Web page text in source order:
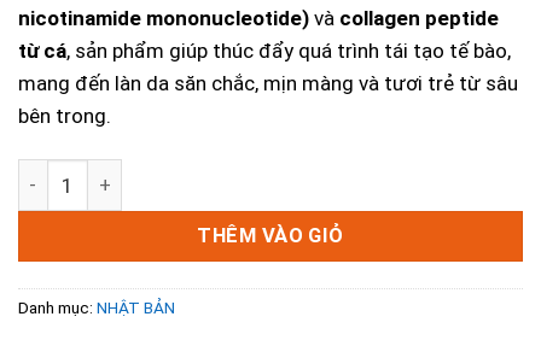
nicotinamide mononucleotide) và collagen peptide
từ cá, sản phẩm giúp thúc đẩy quá trình tái tạo tế bào,
mang đến làn da săn chắc, mịn màng và tươi trẻ từ sâu
bên trong.
THÊM VÀO GIỎ
Danh mục: NHẬT BẢN